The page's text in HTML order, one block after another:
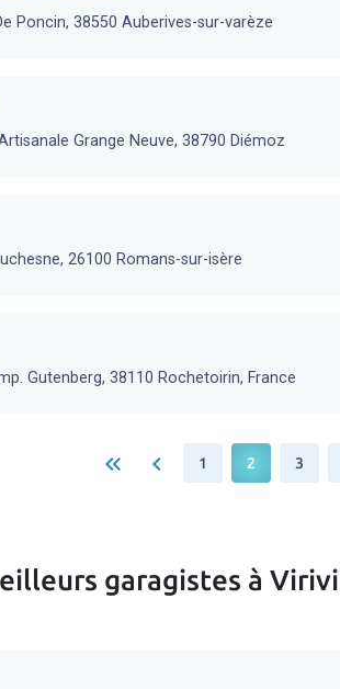
Poncin, 38550 Auberives-sur-varèze
Grange Neuve, 38790 Diémoz
26100 Romans-sur-isère
Gutenberg, 38110 Rochetoirin, France
keyboard_double_arrow_left keyboard_arrow_left 1 2 3
garagistes à